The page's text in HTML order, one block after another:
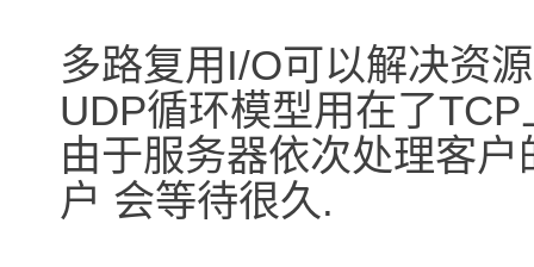
多路复用I/O可以解决资
UDP循环模型用在了
由于服务器依次处理客
户 会等待很久.